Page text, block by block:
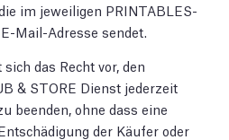
im jeweiligen PRINTABLES-
Mail-Adresse sendet.
das Recht vor, den
& STORE Dienst jederzeit
beenden, ohne dass eine
der Käufer oder